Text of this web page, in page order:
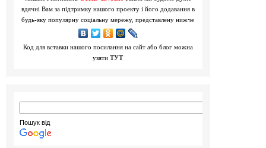
вдячні Вам за підтримку нашого проекту і його додавання в
будь-яку популярну соціальну мережу, представлену нижче
Код для вставки нашого посилання на сайт або блог можна
узяти ТУТ
Пошук від